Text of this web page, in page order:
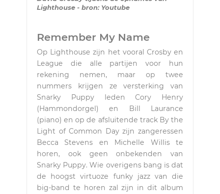
Lighthouse - bron: Youtube
Remember My Name
Op Lighthouse zijn het vooral Crosby en
League die alle partijen voor hun
rekening nemen, maar op twee
nummers krijgen ze versterking van
Snarky Puppy leden Cory Henry
(Hammondorgel) en Bill Laurance
(piano) en op de afsluitende track By the
Light of Common Day zijn zangeressen
Becca Stevens en Michelle Willis te
horen, ook geen onbekenden van
Snarky Puppy. Wie overigens bang is dat
de hoogst virtuoze funky jazz van die
big-band te horen zal zijn in dit album